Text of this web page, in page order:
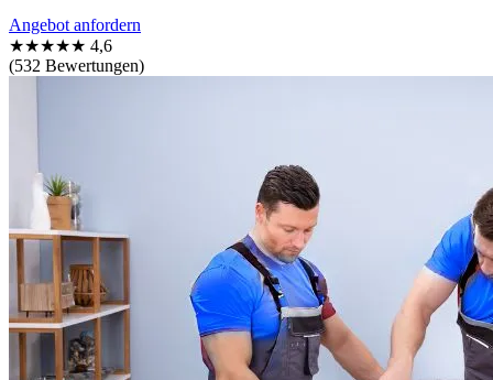
Angebot anfordern
★★★★★ 4,6
(532 Bewertungen)